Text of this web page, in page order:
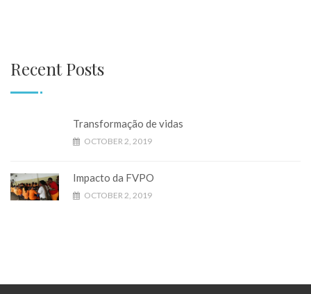
Recent Posts
Transformação de vidas
OCTOBER 2, 2019
Impacto da FVPO
OCTOBER 2, 2019